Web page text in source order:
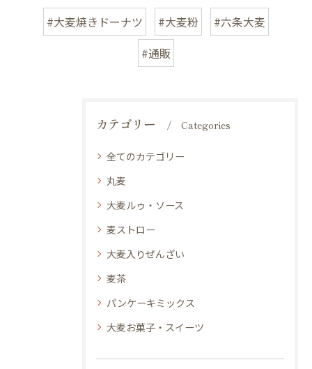
#大麦焼きドーナツ #大麦粉
#六条大麦
#通販
カテゴリー Categories
全てのカテゴリー
丸麦
大麦ルゥ・ソース
麦ストロー
大麦入りぜんざい
麦茶
パンケーキミックス
大麦お菓子・スイーツ